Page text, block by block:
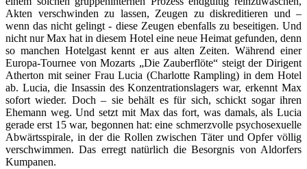
Akten verschwinden zu lassen, Zeugen zu diskreditieren und –
wenn das nicht gelingt - diese Zeugen ebenfalls zu beseitigen. Und
nicht nur Max hat in diesem Hotel eine neue Heimat gefunden, denn
so manchen Hotelgast kennt er aus alten Zeiten. Während einer
Europa-Tournee von Mozarts „Die Zauberflöte“ steigt der Dirigent
Atherton mit seiner Frau Lucia (Charlotte Rampling) in dem Hotel
ab. Lucia, die Insassin des Konzentrationslagers war, erkennt Max
sofort wieder. Doch – sie behält es für sich, schickt sogar ihren
Ehemann weg. Und setzt mit Max das fort, was damals, als Lucia
gerade erst 15 war, begonnen hat: eine schmerzvolle psychosexuelle
Abwärtsspirale, in der die Rollen zwischen Täter und Opfer völlig
verschwimmen. Das erregt natürlich die Besorgnis von Aldorfers
Kumpanen.